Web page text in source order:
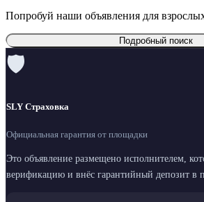
Попробуй наши объявления для
Подробный поиск
🛡
SLY Страховка
Официальная гарантия от площадки
Это объявление размещено исполнителем,
верификацию и внёс гарантийный депозит в